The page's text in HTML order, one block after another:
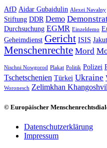
AfD Aidar Gubaidulin Alexei Navalny
Stiftung DDR Demo
Durchsuchung EGMR Einzeldemo
Geheimdienst Gericht ISIS
Menschenrechte Mord
Nischni Nowgorod Plakat Politik Polizei
Tschetschenien Türkei Ukraine
Woronesch Zelimkhan
© Europäischer
Datenschutzerklärung
Impressum